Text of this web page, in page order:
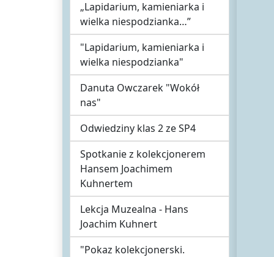
„Lapidarium, kamieniarka i
wielka niespodzianka…”
"Lapidarium, kamieniarka i
wielka niespodzianka"
Danuta Owczarek "Wokół
nas"
Odwiedziny klas 2 ze SP4
Spotkanie z kolekcjonerem
Hansem Joachimem
Kuhnertem
Lekcja Muzealna - Hans
Joachim Kuhnert
"Pokaz kolekcjonerski.